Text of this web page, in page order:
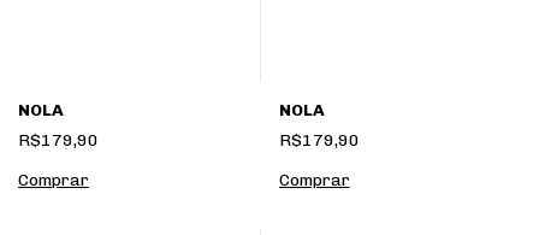
NOLA
R$179,90
NOLA
R$179,90